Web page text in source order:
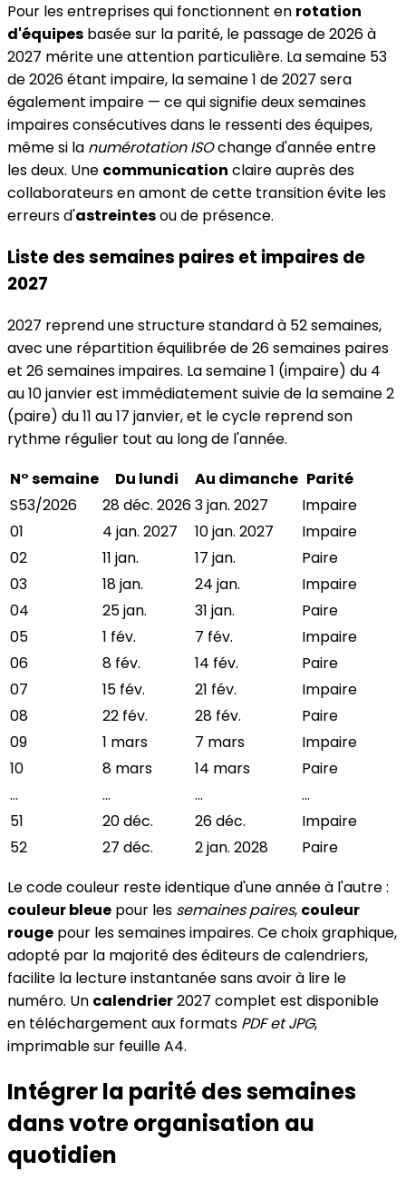
Pour les entreprises qui fonctionnent en rotation
d'équipes basée sur la parité, le passage de 2026 à
2027 mérite une attention particulière. La semaine 53
de 2026 étant impaire, la semaine 1 de 2027 sera
également impaire — ce qui signifie deux semaines
impaires consécutives dans le ressenti des équipes,
même si la numérotation ISOchange d'année entre
les deux. Une communication claire auprès des
collaborateurs en amont de cette transition évite les
erreurs d'astreintesou de présence.
Liste des semaines paires et impaires de
2027
2027 reprend une structure standard à 52 semaines,
avec une répartition équilibrée de 26 semaines paires
et 26 semaines impaires. La semaine 1 (impaire) du 4
au 10 janvier est immédiatement suivie de la semaine 2
(paire) du 11 au 17 janvier, et le cycle reprend son
rythme régulier tout au long de l'année.
N° semaine
Du lundi Au dimanche Parité
S53/2026
28 déc. 20263 jan. 2027
Impaire
01
4 jan. 2027 10 jan. 2027
Impaire
02
11 jan. 17 jan.
Paire
03
18 jan. 24 jan.
Impaire
04
25 jan. 31 jan.
Paire
05
1 fév. 7 fév.
Impaire
06
8 fév. 14 fév.
Paire
07
15 fév. 21 fév.
Impaire
08
22 fév. 28 fév.
Paire
09
1 mars 7 mars
Impaire
10
8 mars 14 mars
Paire
…
… …
…
51
20 déc. 26 déc.
Impaire
52
27 déc. 2 jan. 2028
Paire
Le code couleur reste identique d'une année à l'autre :
couleur bleue pour les semaines paires, couleur
rouge pour les semaines impaires. Ce choix graphique,
adopté par la majorité des éditeurs de calendriers,
facilite la lecture instantanée sans avoir à lire le
numéro. Un calendrier2027 complet est disponible
en téléchargement aux formats PDF et JPG,
imprimable sur feuille A4.
Intégrer la parité des semaines
dans votre organisation au
quotidien